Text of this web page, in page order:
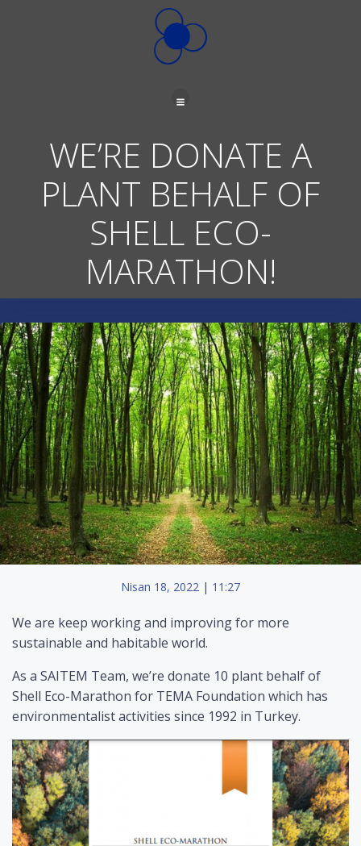
İçeriğe
geç
WE’RE DONATE A
PLANT BEHALF OF
SHELL ECO-
MARATHON!
Nisan 18, 2022 | 11:27
We are keep working and improving for more
sustainable and habitable world.
As a SAITEM Team, we’re donate 10 plant behalf of
Shell Eco-Marathon for TEMA Foundation which has
environmentalist activities since 1992 in Turkey.